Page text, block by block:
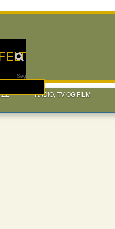
Søg
RADIO, TV OG FILM